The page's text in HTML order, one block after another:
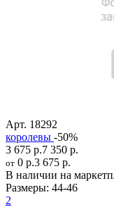
Арт. 18292
королевы -50%
3 675 р.7 350 р.
от 0 р.3 675 р.
В наличии на
Размеры: 44-46
2